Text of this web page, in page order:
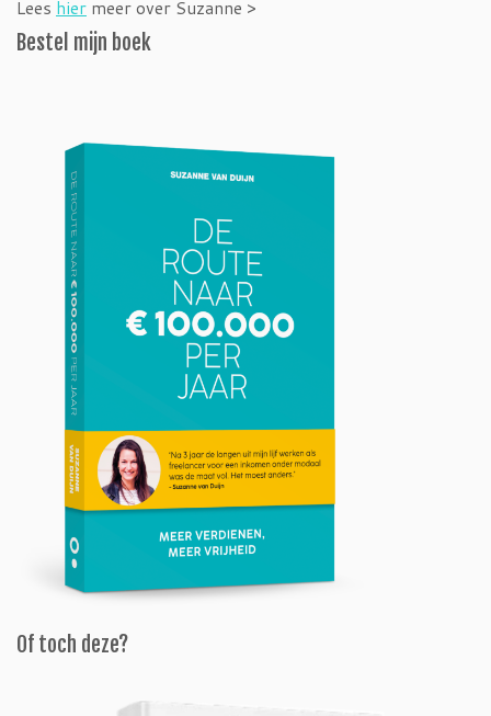
Lees hier meer over Suzanne >
Bestel mijn boek
Of toch deze?